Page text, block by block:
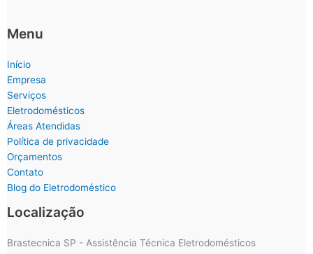
Menu
Início
Empresa
Serviços
Eletrodomésticos
Áreas Atendidas
Política de privacidade
Orçamentos
Contato
Blog do Eletrodoméstico
Localização
Brastecnica SP - Assistência Técnica Eletrodomésticos